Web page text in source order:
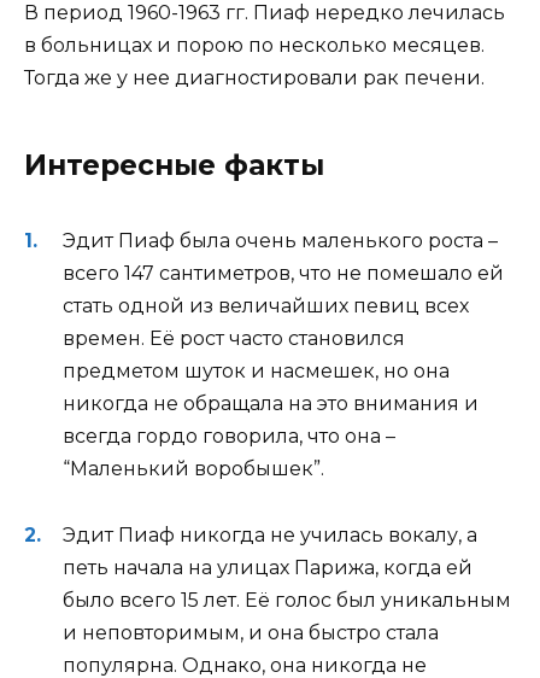
В период 1960-1963 гг. Пиаф нередко лечилась
в больницах и порою по несколько месяцев.
Тогда же у нее диагностировали рак печени.
Интересные факты
Эдит Пиаф была очень маленького роста –
всего 147 сантиметров, что не помешало ей
стать одной из величайших певиц всех
времен. Её рост часто становился
предметом шуток и насмешек, но она
никогда не обращала на это внимания и
всегда гордо говорила, что она –
“Маленький воробышек”.
Эдит Пиаф никогда не училась вокалу, а
петь начала на улицах Парижа, когда ей
было всего 15 лет. Её голос был уникальным
и неповторимым, и она быстро стала
популярна. Однако, она никогда не